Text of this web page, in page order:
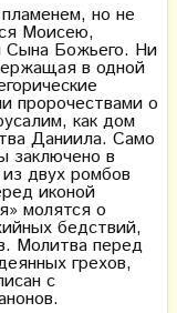
но не
Моисею,
Сына Божьего. Ни
в одной
пророчествами о
как дом
Даниила. Само
заключено в
двух ромбов
иконой
молятся о
бедствий,
Молитва перед
грехов,
с